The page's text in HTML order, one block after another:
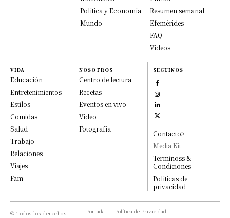
Política y Economía
Mundo
Resumen semanal
Efemérides
FAQ
Videos
VIDA
Educación
Entretenimientos
Estilos
Comidas
Salud
Trabajo
Relaciones
Viajes
Fam
NOSOTROS
Centro de lectura
Recetas
Eventos en vivo
Video
Fotografía
SEGUINOS
Contacto>
Media Kit
Terminoss &
Condiciones
Políticas de
privacidad
© Todos los derechos
Portada
Política de Privacidad